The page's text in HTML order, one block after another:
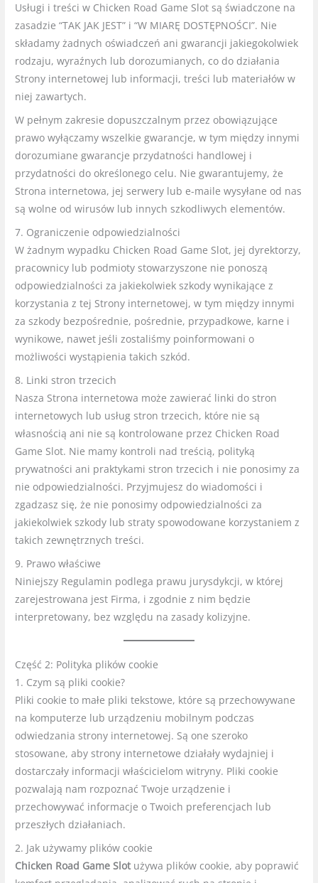
Usługi i treści w Chicken Road Game Slot są świadczone na
zasadzie “TAK JAK JEST” i “W MIARĘ DOSTĘPNOŚCI”. Nie
składamy żadnych oświadczeń ani gwarancji jakiegokolwiek
rodzaju, wyraźnych lub dorozumianych, co do działania
Strony internetowej lub informacji, treści lub materiałów w
niej zawartych.
W pełnym zakresie dopuszczalnym przez obowiązujące
prawo wyłączamy wszelkie gwarancje, w tym między innymi
dorozumiane gwarancje przydatności handlowej i
przydatności do określonego celu. Nie gwarantujemy, że
Strona internetowa, jej serwery lub e-maile wysyłane od nas
są wolne od wirusów lub innych szkodliwych elementów.
7. Ograniczenie odpowiedzialności
W żadnym wypadku Chicken Road Game Slot, jej dyrektorzy,
pracownicy lub podmioty stowarzyszone nie ponoszą
odpowiedzialności za jakiekolwiek szkody wynikające z
korzystania z tej Strony internetowej, w tym między innymi
za szkody bezpośrednie, pośrednie, przypadkowe, karne i
wynikowe, nawet jeśli zostaliśmy poinformowani o
możliwości wystąpienia takich szkód.
8. Linki stron trzecich
Nasza Strona internetowa może zawierać linki do stron
internetowych lub usług stron trzecich, które nie są
własnością ani nie są kontrolowane przez Chicken Road
Game Slot. Nie mamy kontroli nad treścią, polityką
prywatności ani praktykami stron trzecich i nie ponosimy za
nie odpowiedzialności. Przyjmujesz do wiadomości i
zgadzasz się, że nie ponosimy odpowiedzialności za
jakiekolwiek szkody lub straty spowodowane korzystaniem z
takich zewnętrznych treści.
9. Prawo właściwe
Niniejszy Regulamin podlega prawu jurysdykcji, w której
zarejestrowana jest Firma, i zgodnie z nim będzie
interpretowany, bez względu na zasady kolizyjne.
Część 2: Polityka plików cookie
1. Czym są pliki cookie?
Pliki cookie to małe pliki tekstowe, które są przechowywane
na komputerze lub urządzeniu mobilnym podczas
odwiedzania strony internetowej. Są one szeroko
stosowane, aby strony internetowe działały wydajniej i
dostarczały informacji właścicielom witryny. Pliki cookie
pozwalają nam rozpoznać Twoje urządzenie i
przechowywać informacje o Twoich preferencjach lub
przeszłych działaniach.
2. Jak używamy plików cookie
Chicken Road Game Slot używa plików cookie, aby poprawić